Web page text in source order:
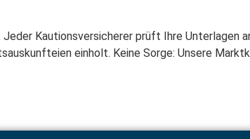
Kautionsversicherer prüft Ihre Unterlagen
einholt. Keine Sorge: Unsere